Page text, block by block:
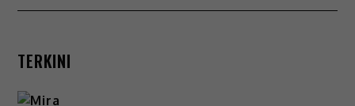
TERKINI